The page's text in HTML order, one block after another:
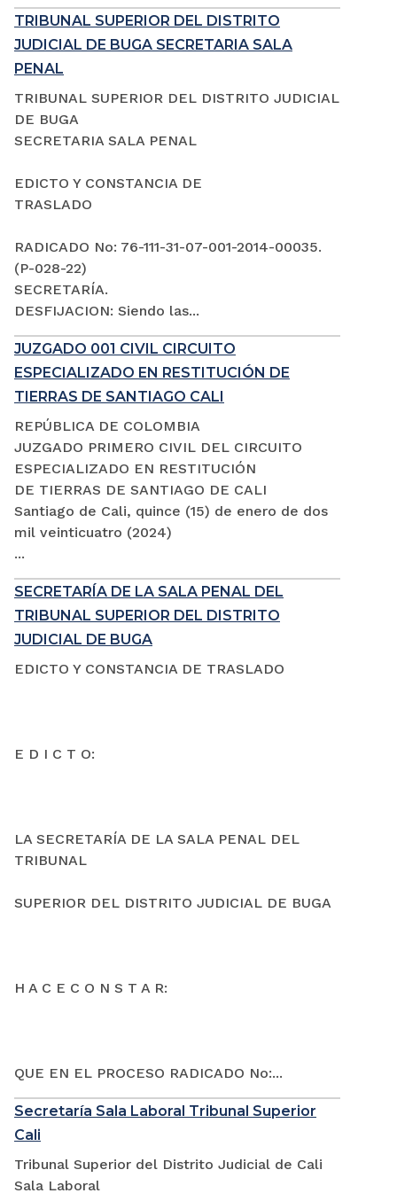
TRIBUNAL SUPERIOR DEL DISTRITO
JUDICIAL DE BUGA SECRETARIA SALA
PENAL
TRIBUNAL SUPERIOR DEL DISTRITO JUDICIAL
DE BUGA
SECRETARIA SALA PENAL
EDICTO Y CONSTANCIA DE
TRASLADO
RADICADO No: 76-111-31-07-001-2014-00035.
(P-028-22)
SECRETARÍA.
DESFIJACION: Siendo las...
JUZGADO 001 CIVIL CIRCUITO
ESPECIALIZADO EN RESTITUCIÓN DE
TIERRAS DE SANTIAGO CALI
REPÚBLICA DE COLOMBIA
JUZGADO PRIMERO CIVIL DEL CIRCUITO
ESPECIALIZADO EN RESTITUCIÓN
DE TIERRAS DE SANTIAGO DE CALI
Santiago de Cali, quince (15) de enero de dos
mil veinticuatro (2024)
...
SECRETARÍA DE LA SALA PENAL DEL
TRIBUNAL SUPERIOR DEL DISTRITO
JUDICIAL DE BUGA
EDICTO Y CONSTANCIA DE TRASLADO
E D I C T O:
LA SECRETARÍA DE LA SALA PENAL DEL
TRIBUNAL
SUPERIOR DEL DISTRITO JUDICIAL DE BUGA
H A C E C O N S T A R:
QUE EN EL PROCESO RADICADO No:...
Secretaría Sala Laboral Tribunal Superior
Cali
Tribunal Superior del Distrito Judicial de Cali
Sala Laboral